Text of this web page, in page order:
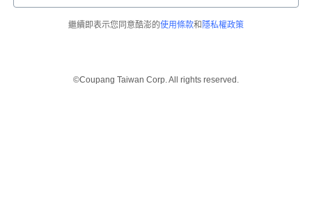
繼續即表示您同意酷澎的使用條款和 隱私權政策
©Coupang Taiwan Corp. All rights reserved.